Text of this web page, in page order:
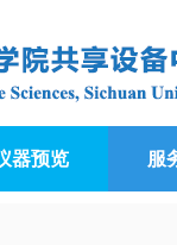
器预览 服